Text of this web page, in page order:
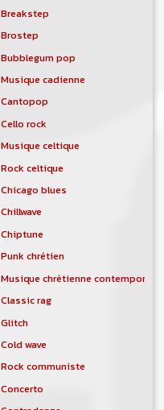
Breakstep
Brostep
Bubblegum pop
Musique cadienne
Cantopop
Cello rock
Musique celtique
Rock celtique
Chicago blues
Chillwave
Chiptune
Punk chrétien
Musique chrétienne
Classic rag
Glitch
Cold wave
Rock communiste
Concerto